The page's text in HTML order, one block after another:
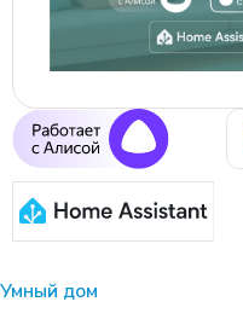
Умный дом